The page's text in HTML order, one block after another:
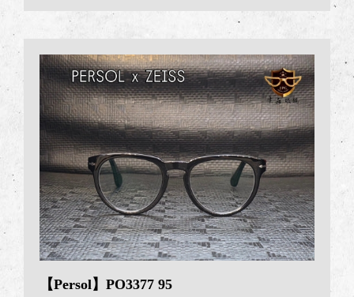
#JPG京品眼鏡 #jpg京品眼鏡日本手工眼鏡專賣 #日
本手工框 #京品眼鏡
【Persol】PO3377 95